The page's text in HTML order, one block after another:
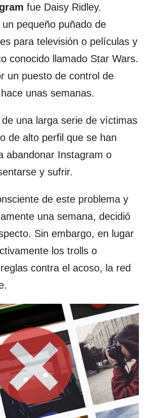
fue Daisy Ridley.
pequeño puñado de
para televisión o películas y
conocido llamado Star Wars.
un puesto de control de
unas semanas.
una larga serie de víctimas
de alto perfil que se han
abandonar Instagram o
y sufrir.
de este problema y
una semana, decidió
Sin embargo, en lugar
los trolls o
contra el acoso, la red